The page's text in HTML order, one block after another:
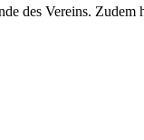
des Vereins.